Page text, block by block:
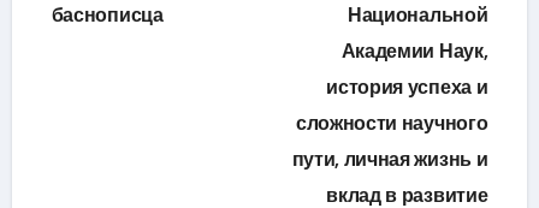
баснописца
Национальной
Академии Наук,
история успеха и
сложности научного
пути, личная жизнь и
вклад в развитие